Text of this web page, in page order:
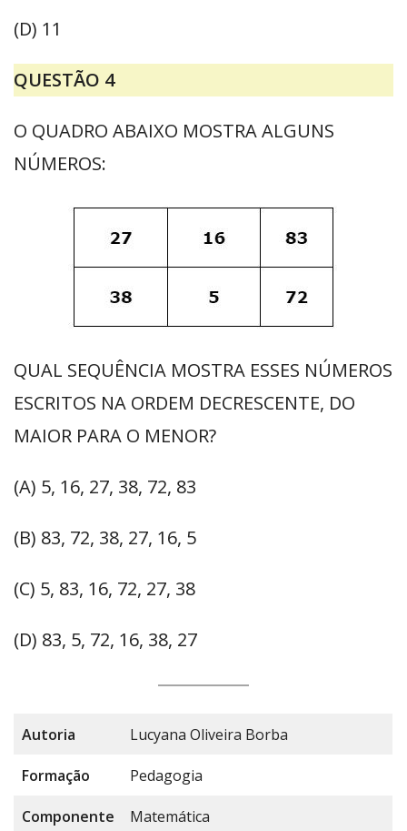
(D) 11
QUESTÃO 4
O QUADRO ABAIXO MOSTRA ALGUNS
NÚMEROS:
QUAL SEQUÊNCIA MOSTRA ESSES NÚMEROS
ESCRITOS NA ORDEM DECRESCENTE, DO
MAIOR PARA O MENOR?
(A) 5, 16, 27, 38, 72, 83
(B) 83, 72, 38, 27, 16, 5
(C) 5, 83, 16, 72, 27, 38
(D) 83, 5, 72, 16, 38, 27
Autoria Lucyana Oliveira Borba
Formação Pedagogia
Componente
Matemática